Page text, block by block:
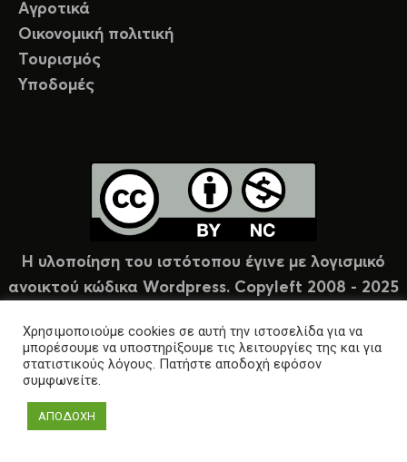
Αγροτικά
Οικονομική πολιτική
Τουρισμός
Υποδομές
Η υλοποίηση του ιστότοπου έγινε με λογισμικό
ανοικτού κώδικα Wordpress. Copyleft 2008 - 2025
Χρησιμοποιούμε cookies σε αυτή την ιστοσελίδα για να
μπορέσουμε να υποστηρίξουμε τις λειτουργίες της και για
στατιστικούς λόγους. Πατήστε αποδοχή εφόσον
συμφωνείτε.
ΑΠΟΔΟΧΗ